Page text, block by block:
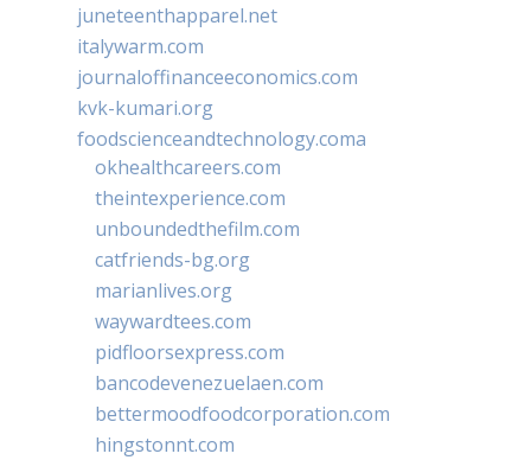
juneteenthapparel.net
italywarm.com
journaloffinanceeconomics.com
kvk-kumari.org
foodscienceandtechnology.coma
okhealthcareers.com
theintexperience.com
unboundedthefilm.com
catfriends-bg.org
marianlives.org
waywardtees.com
pidfloorsexpress.com
bancodevenezuelaen.com
bettermoodfoodcorporation.com
hingstonnt.com